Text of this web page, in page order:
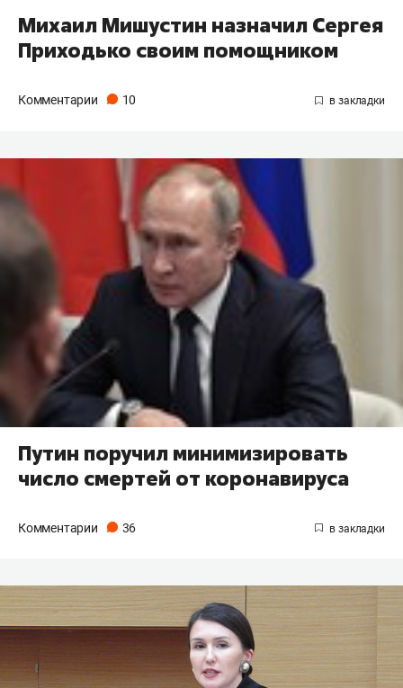
Михаил Мишустин назначил Сергея
Приходько своим помощником
Комментарии 10
​Путин поручил минимизировать
число смертей от коронавируса
Комментарии 36